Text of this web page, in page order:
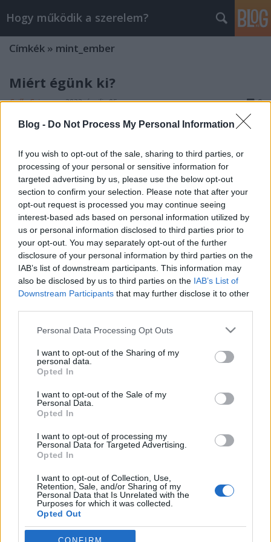
Blog - Do Not Process My Personal Information
If you wish to opt-out of the sale, sharing to third parties, or
processing of your personal or sensitive information for
targeted advertising by us, please use the below opt-out
section to confirm your selection. Please note that after your
opt-out request is processed you may continue seeing
interest-based ads based on personal information utilized by
us or personal information disclosed to third parties prior to
your opt-out. You may separately opt-out of the further
disclosure of your personal information by third parties on the
IAB’s list of downstream participants. This information may
also be disclosed by us to third parties on the IAB’s List of
Downstream Participants that may further disclose it to other
Please note that this website/app uses one or more Google
not limited to your visit or usage behaviour. You may click to
grant or deny consent to Google and its third-party tags to
use your data for below specified purposes in below Google
consent section.
Personal Data Processing Opt Outs
I want to opt-out of the Sharing of my
personal data.
Opted In
I want to opt-out of the Sale of my
Personal Data.
Opted In
I want to opt-out of processing my
Personal Data for Targeted Advertising.
Opted In
I want to opt-out of Collection, Use,
Retention, Sale, and/or Sharing of my
Personal Data that Is Unrelated with the
Purposes for which it was collected.
Opted Out
Google consents
CONFIRM
Hogy működik a szerelem?
Címkék » mint_ember
Miért égünk ki?
Csilla Csipszer•2023. április 05. 0
A kiégés egy tünetegyüttes, amely fizikai-érzelmi-
hogy agyonterhelt és képtelen az állandó
követelményeknek megfelelni. Az érdeklődés
elvesztéséhez és a motiváció hiányához vezethet. A
kiégési szindróma csökkenti a produktivitást és
elszívja az…
Ezért érnek véget az első szerelmek
Csilla Csipszer •2023. március 31.
Ha még 30 évesen is a gyerekkori szerelmeddel élsz,
van esély közös jövőre, de sajnos nem sok. A legtöbb
első szerelem ugyanis törvényszerűen előbb vagy
utóbb, de véget ér. Csak nagyon kevesen mondhatják
el, hogy elsőre megtalálták azt az embert, aki mellett
végül le is élik az egész életüket. Hogy…
Felhívás keringőre – avagy, hogy
csináld, hogy jó legyen?
Csilla Csipszer •2023. március 27.
vonatkozik arra a kettőre aki keringőzik. És ha köztük
vibrált a levegő, akkor csak kettejük között vibrált
ahhoz senkinek semmi köze. És az természetes hogy
a vibrálás és a keringő tanulás a kettejük közös
élménye marad. A kettejük közt lévő titok teszi…